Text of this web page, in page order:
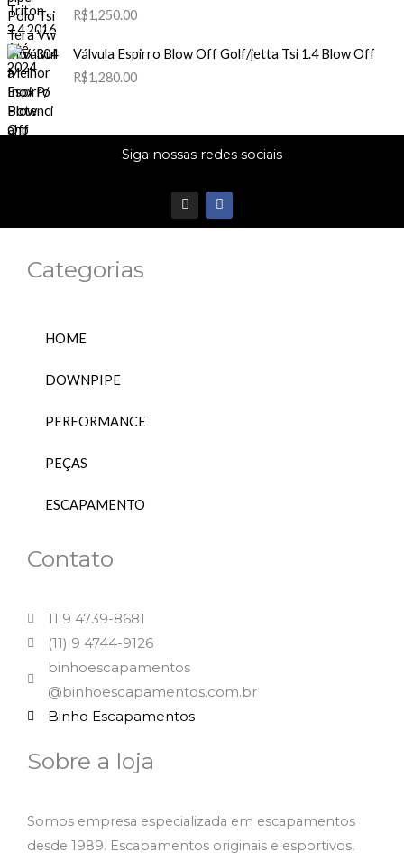
R$1,250.00
Válvula Espirro Blow Off Golf/jetta Tsi 1.4 Blow Off
R$1,280.00
Siga nossas redes sociais
I
n
s
F
a
c
Categorias
HOME
DOWNPIPE
PERFORMANCE
PEÇAS
ESCAPAMENTO
Contato
11 9 4739-8681
(11) 9 4744-9126
binhoescapamentos
@binhoescapamentos.com.br
Binho Escapamentos
Sobre a loja
Somos empresa especializada em escapamentos
desde 1989. Escapamentos originais e esportivos,